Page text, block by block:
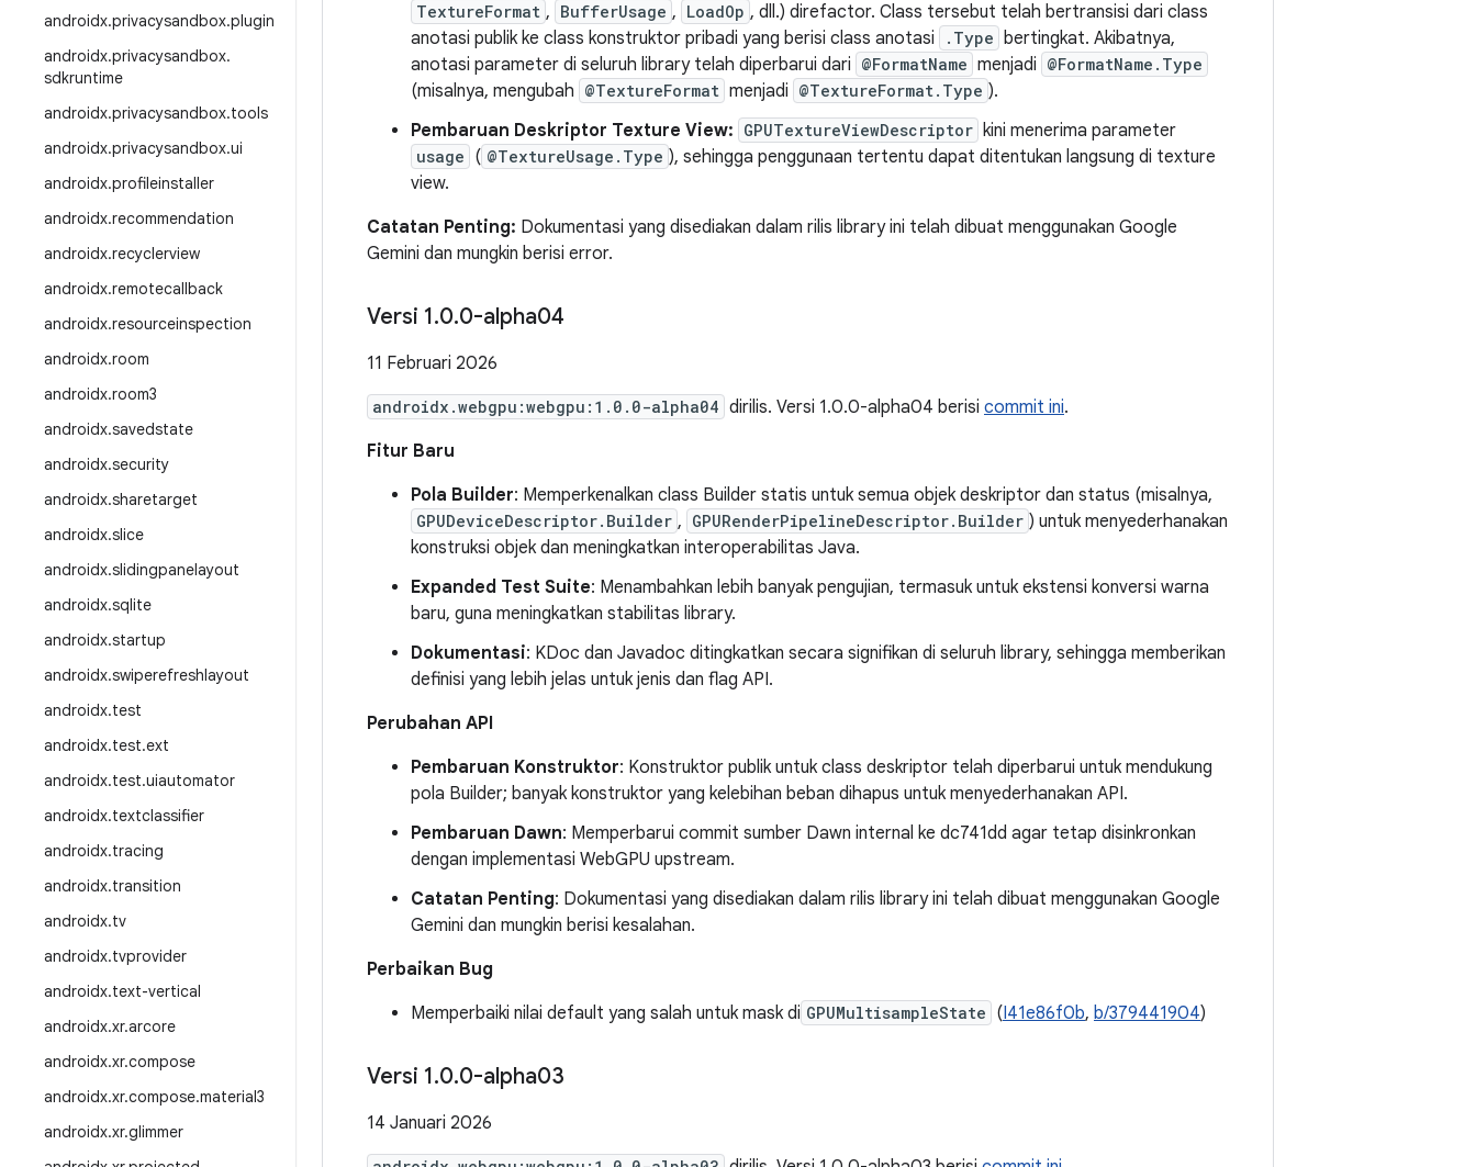
androidx.privacysandbox.plugin
androidx.privacysandbox.
sdkruntime
androidx.privacysandbox.tools
androidx.privacysandbox.ui
androidx.profileinstaller
androidx.recommendation
androidx.recyclerview
androidx.remotecallback
androidx.resourceinspection
androidx.room
androidx.room3
androidx.savedstate
androidx.security
androidx.sharetarget
androidx.slice
androidx.slidingpanelayout
androidx.sqlite
androidx.startup
androidx.swiperefreshlayout
androidx.test
androidx.test.ext
androidx.test.uiautomator
androidx.textclassifier
androidx.tracing
androidx.transition
androidx.tv
androidx.tvprovider
androidx.text-vertical
androidx.xr.arcore
androidx.xr.compose
androidx.xr.compose.material3
androidx.xr.glimmer
TextureFormat , BufferUsage , LoadOp , dll.) direfactor. Class tersebut telah bertransisi dari class
anotasi publik ke class konstruktor pribadi yang berisi class anotasi
.Type bertingkat. Akibatnya,
anotasi parameter di seluruh library telah diperbarui dari @FormatName menjadi @FormatName.Type
(misalnya, mengubah @TextureFormat menjadi @TextureFormat.Type ).
Pembaruan Deskriptor Texture View: GPUTextureViewDescriptor kini menerima parameter
usage ( @TextureUsage.Type ), sehingga penggunaan tertentu dapat ditentukan langsung di texture
view.
Catatan Penting: Dokumentasi yang disediakan dalam rilis library ini telah dibuat menggunakan Google
Gemini dan mungkin berisi error.
Versi 1.0.0-alpha04
11 Februari 2026
androidx.webgpu:webgpu:1.0.0-alpha04 dirilis. Versi 1.0.0-alpha04 berisi commit ini.
Fitur Baru
Pola Builder: Memperkenalkan class Builder statis untuk semua objek deskriptor dan status (misalnya,
GPUDeviceDescriptor.Builder , GPURenderPipelineDescriptor.Builder ) untuk menyederhanakan
konstruksi objek dan meningkatkan interoperabilitas Java.
Expanded Test Suite: Menambahkan lebih banyak pengujian, termasuk untuk ekstensi konversi warna
baru, guna meningkatkan stabilitas library.
Dokumentasi: KDoc dan Javadoc ditingkatkan secara signifikan di seluruh library, sehingga memberikan
definisi yang lebih jelas untuk jenis dan flag API.
Perubahan API
Pembaruan Konstruktor: Konstruktor publik untuk class deskriptor telah diperbarui untuk mendukung
pola Builder; banyak konstruktor yang kelebihan beban dihapus untuk menyederhanakan API.
Pembaruan Dawn: Memperbarui commit sumber Dawn internal ke dc741dd agar tetap disinkronkan
dengan implementasi WebGPU upstream.
Catatan Penting: Dokumentasi yang disediakan dalam rilis library ini telah dibuat menggunakan Google
Gemini dan mungkin berisi kesalahan.
Perbaikan Bug
Memperbaiki nilai default yang salah untuk mask di GPUMultisampleState (I41e86f0b, b/379441904)
Versi 1.0.0-alpha03
14 Januari 2026